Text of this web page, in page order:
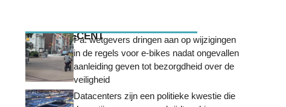
MEEST RECENTPa. wetgevers dringen aan op wijzigingen
in de regels voor e-bikes nadat ongevallen
aanleiding geven tot bezorgdheid over de
veiligheid
Datacenters zijn een politieke kwestie die